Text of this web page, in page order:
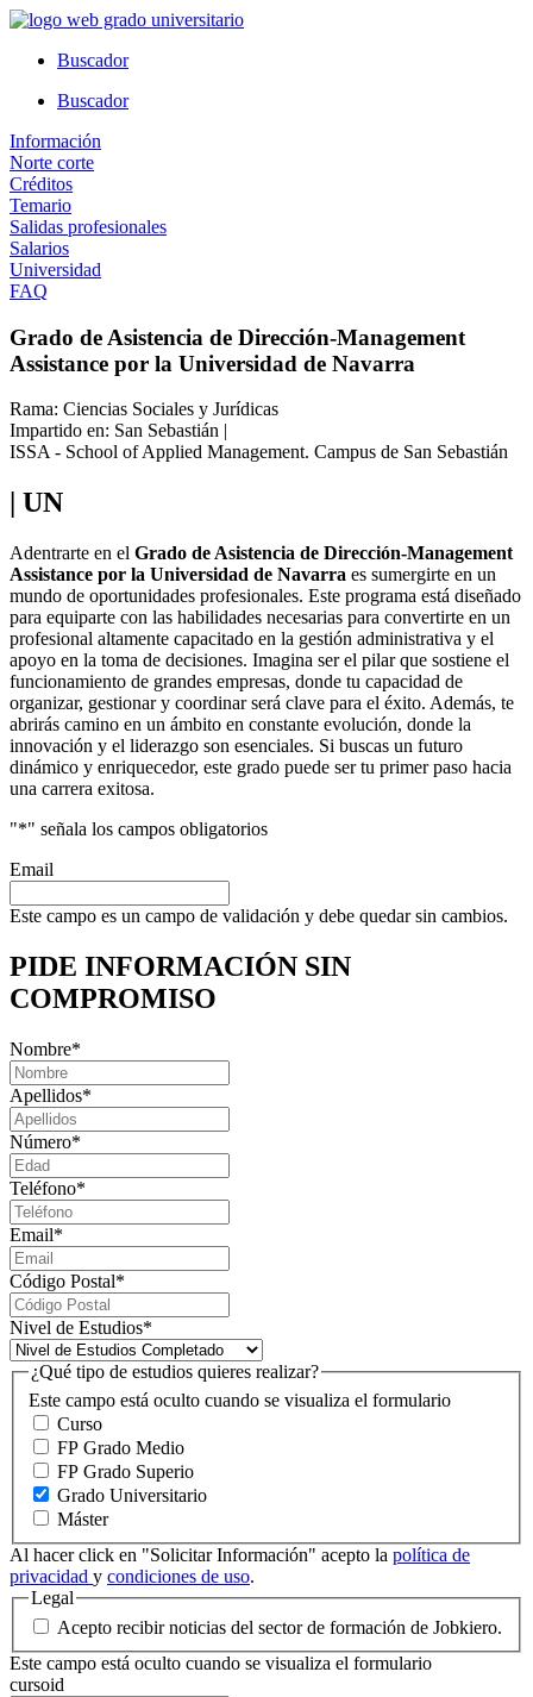
Ir
contenidoBuscador
Buscador
Información
Norte corte
Créditos
Temario
Salidas profesionales
Salarios
Universidad
FAQ
Grado de Asistencia de Dirección-Management
Assistance por la Universidad de Navarra
Rama: Ciencias Sociales y Jurídicas
Impartido en: San Sebastián |
ISSA - School of Applied Management. Campus de San Sebastián
| UN
Adentrarte en el Grado de Asistencia de Dirección-Management
Assistance por la Universidad de Navarra es sumergirte en un
mundo de oportunidades profesionales. Este programa está diseñado
para equiparte con las habilidades necesarias para convertirte en un
profesional altamente capacitado en la gestión administrativa y el
apoyo en la toma de decisiones. Imagina ser el pilar que sostiene el
funcionamiento de grandes empresas, donde tu capacidad de
organizar, gestionar y coordinar será clave para el éxito. Además, te
abrirás camino en un ámbito en constante evolución, donde la
innovación y el liderazgo son esenciales. Si buscas un futuro
dinámico y enriquecedor, este grado puede ser tu primer paso hacia
una carrera exitosa.
"*" señala los campos obligatorios
Email
Este campo es un campo de validación y debe quedar sin cambios.
PIDE INFORMACIÓN SIN
COMPROMISO
Nombre*
Apellidos*
Número*
Teléfono*
Email*
Código Postal*
Nivel de Estudios*
Este campo está oculto cuando se visualiza el formulario
¿Qué tipo de estudios quieres realizar?
Curso
FP Grado Medio
FP Grado Superio
Grado Universitario
Máster
Al hacer click en "Solicitar Información" acepto la política de
privacidad y condiciones de uso.
Legal
Acepto recibir noticias del sector de formación de Jobkiero.
Este campo está oculto cuando se visualiza el formulario
cursoid